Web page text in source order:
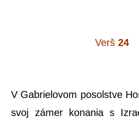
Verš 24
V Gab­rie­lo­vom posols­tve
svoj zámer kona­nia s